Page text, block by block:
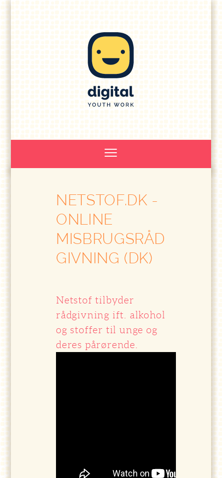
NETSTOF.DK -
ONLINE
MISBRUGSRÅD
GIVNING (DK)
Netstof tilbyder
rådgivning ift. alkohol
og stoffer til unge og
deres pårørende.